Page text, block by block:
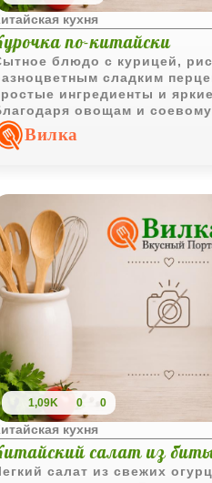
кухня
по-китайски
блюдо с курицей,
сладким
ингредиенты и
овощам и соевому
ужин в
Вилка
1,09K 0 0
кухня
салат из
салат из свежих